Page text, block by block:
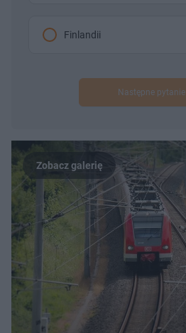
Finlandii
Następne pytanie